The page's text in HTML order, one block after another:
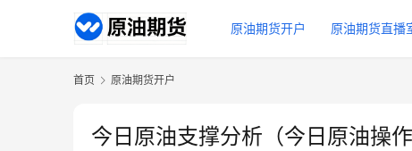
原油期货开户 原油期货直播
首页 原油期货开户
今日原油支撑分析（今日原油操